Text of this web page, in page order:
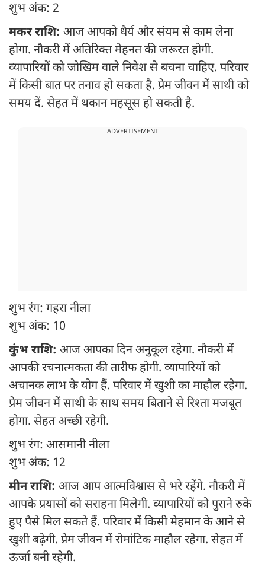
शुभ अंक: 2
मकर राशि: आज आपको धैर्य और संयम से काम लेना
होगा. नौकरी में अतिरिक्त मेहनत की जरूरत होगी.
व्यापारियों को जोखिम वाले निवेश से बचना चाहिए. परिवार
में किसी बात पर तनाव हो सकता है. प्रेम जीवन में साथी को
समय दें. सेहत में थकान महसूस हो सकती है.
ADVERTISEMENT
शुभ रंग: गहरा नीला
शुभ अंक: 10
कुंभ राशि: आज आपका दिन अनुकूल रहेगा. नौकरी में
आपकी रचनात्मकता की तारीफ होगी. व्यापारियों को
अचानक लाभ के योग हैं. परिवार में खुशी का माहौल रहेगा.
प्रेम जीवन में साथी के साथ समय बिताने से रिश्ता मजबूत
होगा. सेहत अच्छी रहेगी.
शुभ रंग: आसमानी नीला
शुभ अंक: 12
मीन राशि: आज आप आत्मविश्वास से भरे रहेंगे. नौकरी में
आपके प्रयासों को सराहना मिलेगी. व्यापारियों को पुराने रुके
हुए पैसे मिल सकते हैं. परिवार में किसी मेहमान के आने से
खुशी बढ़ेगी. प्रेम जीवन में रोमांटिक माहौल रहेगा. सेहत में
ऊर्जा बनी रहेगी.